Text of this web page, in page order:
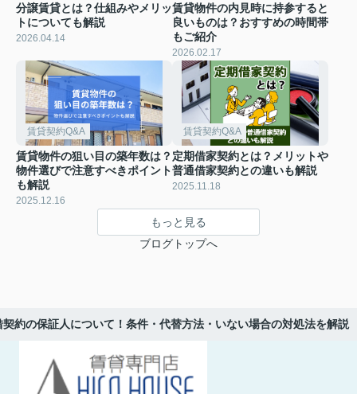
分譲賃貸とは？仕組みやメリッ
トについても解説
2026.04.14
賃貸物件の内見時に持参すると
良いものは？おすすめの時間帯
もご紹介
2026.02.17
賃貸契約Q&A
賃貸物件の狙い目の築年数は？
物件選びで注意すべきポイント
も解説
2025.12.16
賃貸契約Q&A
定期借家契約とは？メリットや
普通借家契約との違いも解説
2025.11.18
もっと見る
ブログトップへ
契約の保証人について！条件・代替方法・いない場合の対処法を解説